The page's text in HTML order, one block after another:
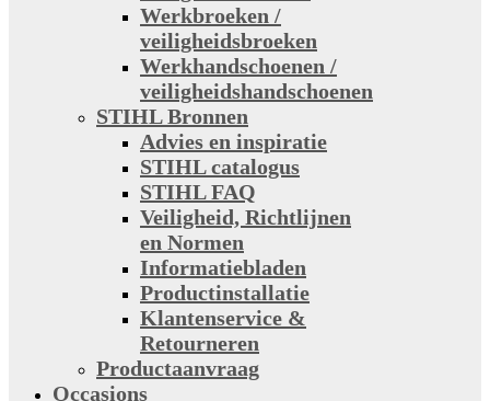
Werkbroeken /
veiligheidsbroeken
Werkhandschoenen /
veiligheidshandschoenen
STIHL Bronnen
Advies en inspiratie
STIHL catalogus
STIHL FAQ
Veiligheid, Richtlijnen
en Normen
Informatiebladen
Productinstallatie
Klantenservice &
Retourneren
Productaanvraag
Occasions